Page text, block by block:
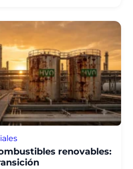
renovables: